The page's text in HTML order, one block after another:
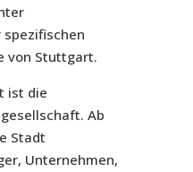
von Stuttgart.
ist die
Ab
Stadt
Unternehmen,